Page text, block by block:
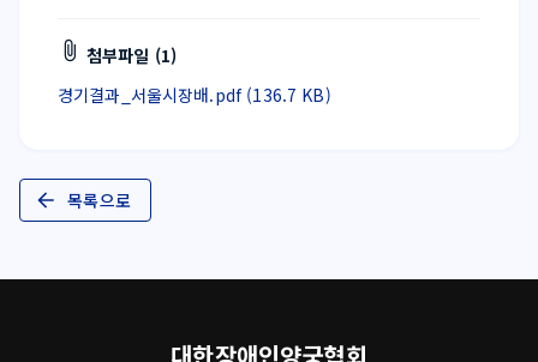
첨부파일 (1)
경기결과_서울시장배.pdf (136.7 KB)
목록으로